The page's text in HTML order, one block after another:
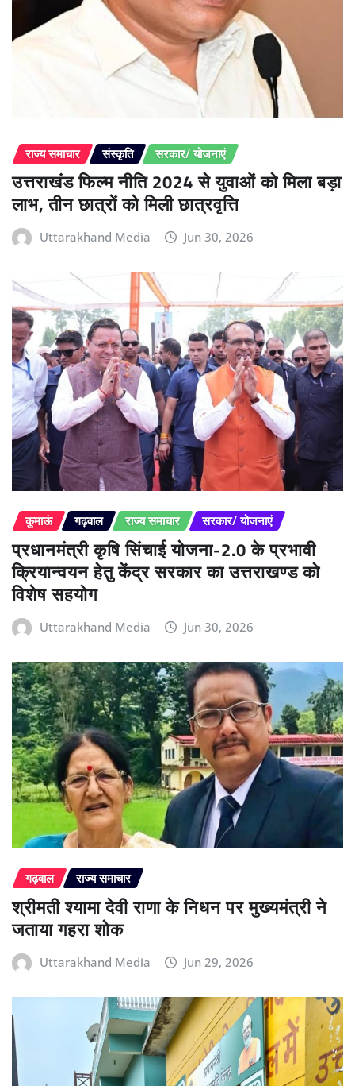
राज्य समाचार संस्कृति सरकार/ योजनाएं
उत्तराखंड फिल्म नीति 2024 से युवाओं को मिला बड़ा
लाभ, तीन छात्रों को मिली छात्रवृत्ति
Uttarakhand Media Jun 30, 2026
कुमाऊं गढ़वाल राज्य समाचार सरकार/ योजनाएं
प्रधानमंत्री कृषि सिंचाई योजना-2.0 के प्रभावी
क्रियान्वयन हेतु केंद्र सरकार का उत्तराखण्ड को
विशेष सहयोग
Uttarakhand Media Jun 30, 2026
गढ़वाल राज्य समाचार
श्रीमती श्यामा देवी राणा के निधन पर मुख्यमंत्री ने
जताया गहरा शोक
Uttarakhand Media Jun 29, 2026